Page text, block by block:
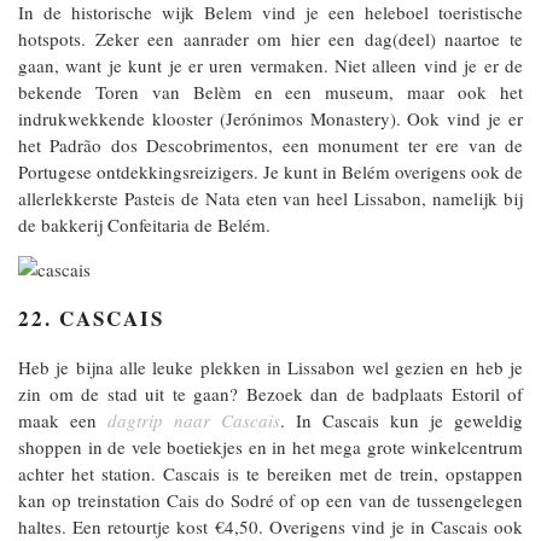
In de historische wijk Belem vind je een heleboel toeristische
hotspots. Zeker een aanrader om hier een dag(deel) naartoe te
gaan, want je kunt je er uren vermaken. Niet alleen vind je er de
bekende Toren van Belèm en een museum, maar ook het
indrukwekkende klooster (Jerónimos Monastery). Ook vind je er
het Padrão dos Descobrimentos, een monument ter ere van de
Portugese ontdekkingsreizigers. Je kunt in Belém overigens ook de
allerlekkerste Pasteis de Nata eten van heel Lissabon, namelijk bij
de bakkerij Confeitaria de Belém.
22. CASCAIS
Heb je bijna alle leuke plekken in Lissabon wel gezien en heb je
zin om de stad uit te gaan? Bezoek dan de badplaats Estoril of
maak een dagtrip naar Cascais. In Cascais kun je geweldig
shoppen in de vele boetiekjes en in het mega grote winkelcentrum
achter het station. Cascais is te bereiken met de trein, opstappen
kan op treinstation Cais do Sodré of op een van de tussengelegen
haltes. Een retourtje kost €4,50. Overigens vind je in Cascais ook